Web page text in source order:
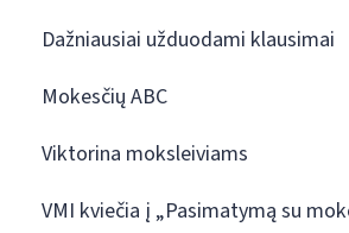
Dažniausiai užduodami klausimai
Mokesčių ABC
Viktorina moksleiviams
VMI kviečia į „Pasimatymą su